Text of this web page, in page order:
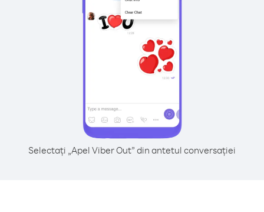
Selectați „Apel Viber Out” din antetul conversației